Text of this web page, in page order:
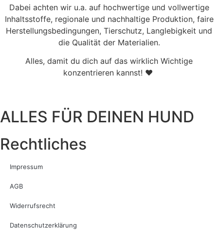
Dabei achten wir u.a. auf hochwertige und vollwertige
Inhaltsstoffe, regionale und nachhaltige Produktion, faire
Herstellungsbedingungen, Tierschutz, Langlebigkeit und
die Qualität der Materialien.
Alles, damit du dich auf das wirklich Wichtige
konzentrieren kannst! ♥
ALLES FÜR DEINEN HUND
Rechtliches
Impressum
AGB
Widerrufsrecht
Datenschutzerklärung